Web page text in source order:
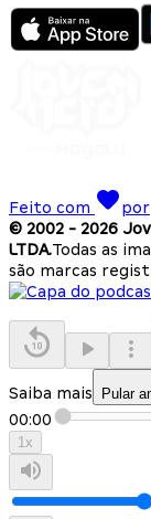
Feito com
por
© 2002 - 2026
LTDA.Todas as
são marcas
Saiba mais Pular
00:00
1x